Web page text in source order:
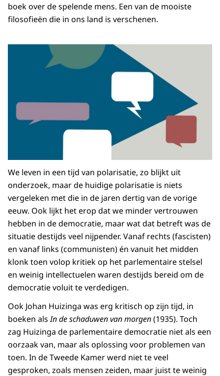
boek over de spelende mens. Een van de mooiste
filosofieën die in ons land is verschenen.
We leven in een tijd van polarisatie, zo blijkt uit
onderzoek, maar de huidige polarisatie is niets
vergeleken met die in de jaren dertig van de vorige
eeuw. Ook lijkt het erop dat we minder vertrouwen
hebben in de democratie, maar wat dat betreft was de
situatie destijds veel nijpender. Vanaf rechts (fascisten)
en vanaf links (communisten) én vanuit het midden
klonk toen volop kritiek op het parlementaire stelsel
en weinig intellectuelen waren destijds bereid om de
democratie voluit te verdedigen.
Ook Johan Huizinga was erg kritisch op zijn tijd, in
boeken alsIn de schaduwen van morgen(1935). Toch
zag Huizinga de parlementaire democratie niet als een
oorzaak van, maar als oplossing voor problemen van
toen. In de Tweede Kamer werd niet te veel
gesproken, zoals mensen zeiden, maar juist te weinig